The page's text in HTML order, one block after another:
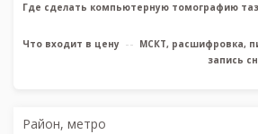
Где сделать компьютерную томографию
Что входит в цену
МСКТ, расшифровка,
запись
Район, метро